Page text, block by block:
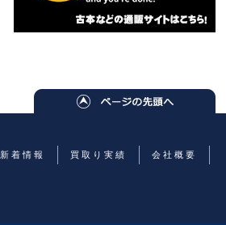
新着情報 買取り実績 会社概要